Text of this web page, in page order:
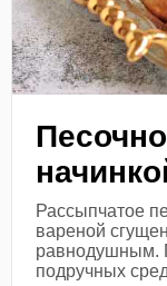
Рассыпчатое
вареной
равнодушным.
подручных